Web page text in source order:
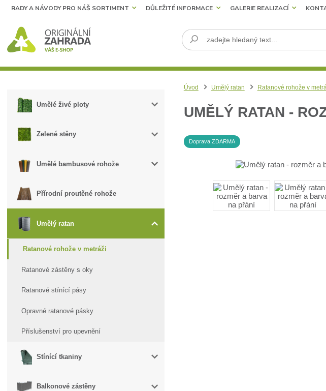
RADY A NÁVODY PRO NÁŠ SORTIMENT DŮLEŽITÉ INFORMACE GALERIE REALIZACÍ
Umělé živé ploty
Zelené stěny
Umělé bambusové rohože
Přírodní proutěné rohože
Umělý ratan
Ratanové rohože v metráži
Ratanové zástěny s oky
Ratanové stínící pásy
Opravné ratanové pásky
Příslušenství pro upevnění
Stínící tkaniny
Balkonové zástěny
Úvod Umělý ratan Ratanové rohože v
UMĚLÝ RATAN -
Doprava ZDARMA